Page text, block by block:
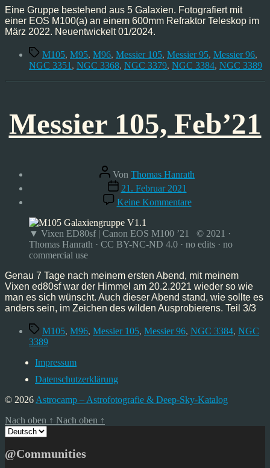
Eine Gruppe bestehend aus 5 Galaxien. Fotografiert mit
einer EOS M100(a) an einem 600mm Refraktor Teleskop im
März 2022. Neuentwickelt 01/2024.
Schlagwörter
M105, M95, M96, Messier 105, Messier 95, Messier 96,
NGC 3351 , NGC 3368, NGC 3379, NGC 3384, NGC 3389
Messier 105, Feb’21
Beitragsautor
Von Thomas Hanrath
Veröffentlichungsdatum
21. Februar 2021
Keine Kommentarezu
Messier
Feb’21
▼ Vixen ED80sf | Canon EOS M100 ’21 © 2021 ·
Thomas Hanrath · CC BY-NC-ND 4.0 · no edits · no
commercial use
Genau 7 Tage nach meinem ersten Abend, mit meinem
Vixen ed80sf war der Himmel am 20.2.2021 wieder so wie
man es sich wünscht. Auch dieser Abend stand, wie sollte es
anders sein, im Zeichen des wilden Ausprobierens. Teil 3/3
Schlagwörter
M105, M96, Messier 105, Messier 96, NGC 3384, NGC
3389
Impressum
Datenschutzerklärung
© 2026 Astrocamp – Astrofotografie & Deep-Sky-Katalog
Nach oben ↑ Nach oben ↑
Sprache
auswählen
@Communities